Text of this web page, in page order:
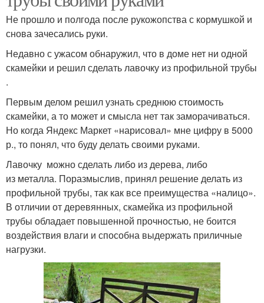
Не прошло и полгода после рукожопства с кормушкой и
снова зачесались руки.
Недавно с ужасом обнаружил, что в доме нет ни одной
скамейки и решил сделать лавочку из профильной трубы
.
Первым делом решил узнать среднюю стоимость
скамейки, а то может и смысла нет так заморачиваться.
Но когда Яндекс Маркет «нарисовал» мне цифру в 5000
р., то понял, что буду делать своими руками.
Лавочку можно сделать либо из дерева, либо
из металла. Поразмыслив, принял решение делать из
профильной трубы, так как все преимущества «налицо».
В отличии от деревянных, скамейка из профильной
трубы обладает повышенной прочностью, не боится
воздействия влаги и способна выдержать приличные
нагрузки.